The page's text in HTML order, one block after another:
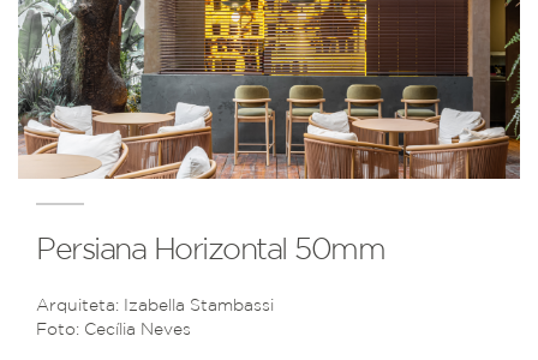
Persiana Horizontal 50mm
Arquiteta: Izabella Stambassi
Foto: Cecília Neves